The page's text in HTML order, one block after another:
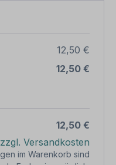
12,50 €
12,50 €
12,50 €
Versandkosten
im Warenkorb sind